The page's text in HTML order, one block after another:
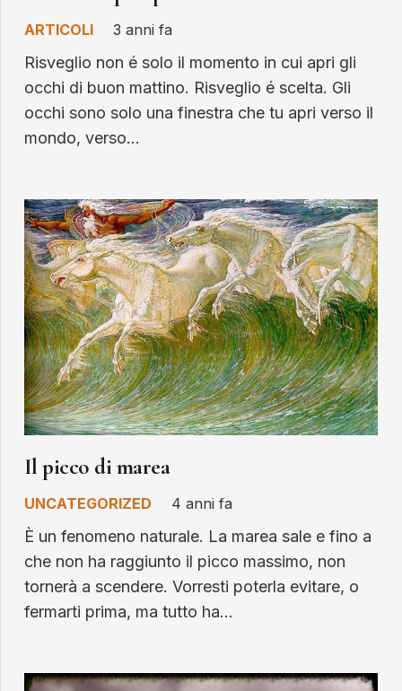
ARTICOLI 3 anni fa
Risveglio non é solo il momento in cui apri gli
occhi di buon mattino. Risveglio é scelta. Gli
occhi sono solo una finestra che tu apri verso il
mondo, verso…
Il picco di marea
UNCATEGORIZED 4 anni fa
È un fenomeno naturale. La marea sale e fino a
che non ha raggiunto il picco massimo, non
tornerà a scendere. Vorresti poterla evitare, o
fermarti prima, ma tutto ha…